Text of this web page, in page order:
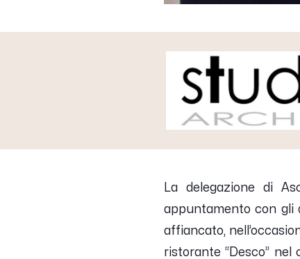
La delegazione di
appuntamento con gli
affiancato,
ristorante “Desco”